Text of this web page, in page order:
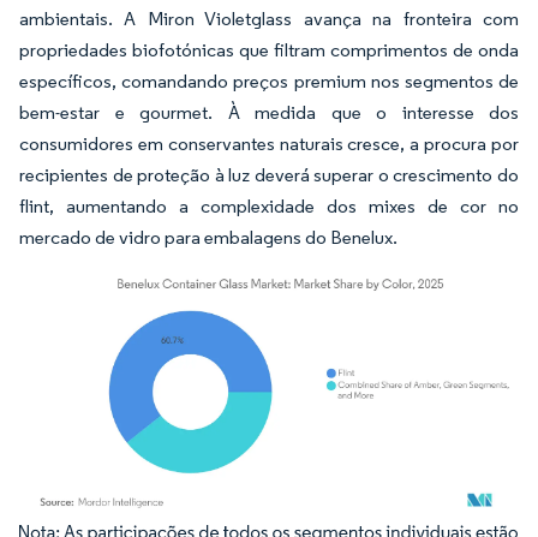
ambientais. A Miron Violetglass avança na fronteira com
propriedades biofotónicas que filtram comprimentos de onda
específicos, comandando preços premium nos segmentos de
bem-estar e gourmet. À medida que o interesse dos
consumidores em conservantes naturais cresce, a procura por
recipientes de proteção à luz deverá superar o crescimento do
flint, aumentando a complexidade dos mixes de cor no
mercado de vidro para embalagens do Benelux.